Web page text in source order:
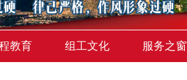
教育 组工文化 服务之窗